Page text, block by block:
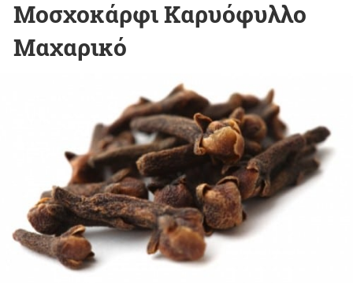
Μοσχοκάρφι Καρυόφυλλο
Μαχαρικό